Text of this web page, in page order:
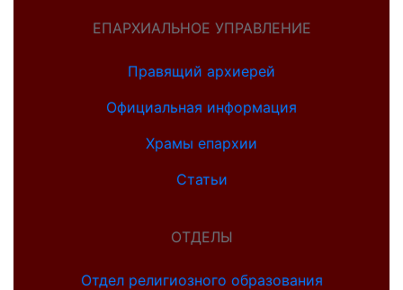
ЕПАРХИАЛЬНОЕ УПРАВЛЕНИЕ
Правящий архиерей
Официальная информация
Храмы епархии
Статьи
ОТДЕЛЫ
Отдел религиозного образования